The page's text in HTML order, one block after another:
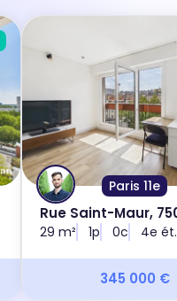
Paris 11e
Rue Saint-Maur,
29 m² 1p 0c 4e ét.
345 000 €